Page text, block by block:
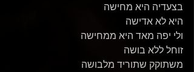
בצעדיה היא מחישה
היא לא אדישה
ולי יפה מאד היא ממחישה
זוחל ללא בושה
משתוקק שתוריד מלבושה